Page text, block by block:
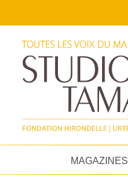
MAGAZINES